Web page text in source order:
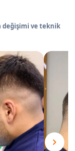
değişimi ve teknik